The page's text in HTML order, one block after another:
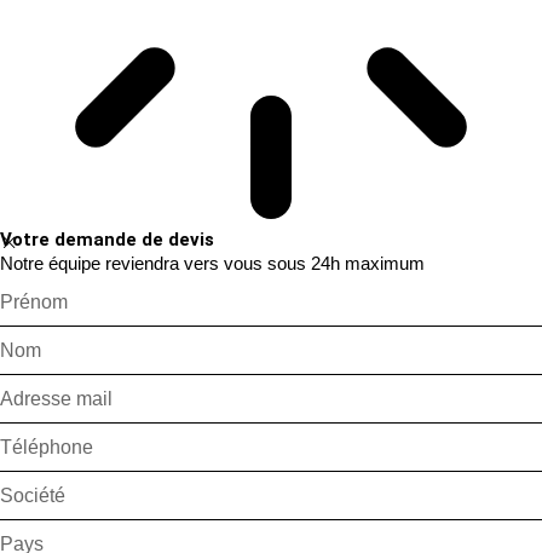
Votre demande de devis
Notre équipe reviendra vers vous sous 24h maximum